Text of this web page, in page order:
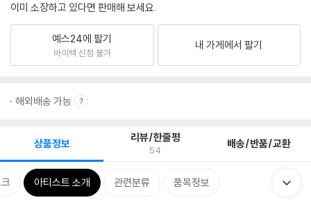
이미 소장하고 있다면 판매해 보세요.
예스24에 팔기
바이백 신청 불가
내 가게에서 팔기
해외배송 가능
상품정보 리뷰/한줄평
54 배송/반품/교환
아티스트 소개 관련분류 품목정보